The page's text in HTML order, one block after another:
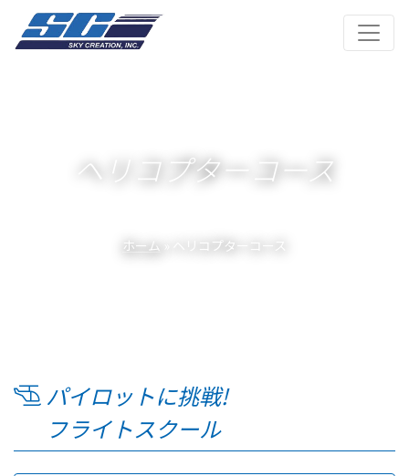
ヘリコプターコース
ホーム » ヘリコプターコース
パイロットに挑戦!
フライトスクール